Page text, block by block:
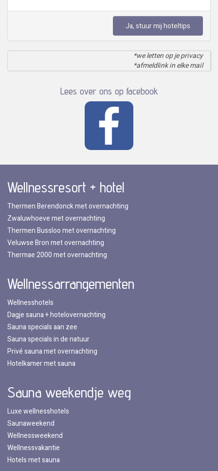
Ja, stuur mij hoteltips
*we letten op je privacy
*afmeldlink in elke mail
Lees over ons op facebook
Wellnessresort + hotel
Thermen Berendonck met overnachting
Zwaluwhoeve met overnachting
Thermen Bussloo met overnachting
Veluwse Bron met overnachting
Thermae 2000 met overnachting
Wellnessarrangementen
Wellnesshotels
Dagje sauna + hotelovernachting
Sauna specials aan zee
Sauna specials in de natuur
Privé sauna met overnachting
Hotelkamer met sauna
Sauna weekendje weg
Luxe wellnesshotels
Saunaweekend
Wellnessweekend
Wellnessvakantie
Hotels met sauna